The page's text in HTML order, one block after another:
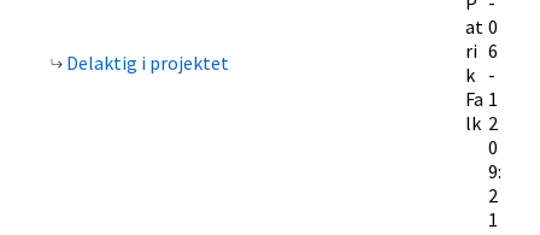
Delaktig i projektet
at
ri
k
Fa
lk
0
6
-
1
2
0
9:
2
1